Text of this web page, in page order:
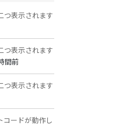
つ表示されます
つ表示されます
間前
つ表示されます
コードが動作し